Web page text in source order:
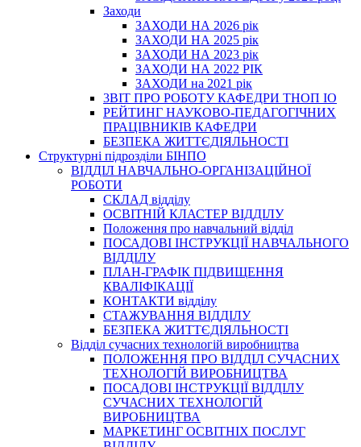
Заходи
ЗАХОДИ НА 2026 рік
ЗАХОДИ НА 2025 рік
ЗАХОДИ НА 2023 рік
ЗАХОДИ НА 2022 РІК
ЗАХОДИ на 2021 рік
3BIT ПРО РОБОТУ КАФЕДРИ ТНОП ІО
РЕЙТИНГ НАУКОВО-ПЕДАГОГІЧНИХ
ПРАЦІВНИКІВ КАФЕДРИ
БЕЗПЕКА ЖИТТЄДІЯЛЬНОСТІ
Структурні підрозділи БІНПО
ВІДДІЛ НАВЧАЛЬНО-ОРГАНІЗАЦІЙНОЇ
РОБОТИ
СКЛАД відділу
ОСВІТНІЙ КЛАСТЕР ВІДДІЛУ
Положення про навчальний вiддiл
ПОСАДОВІ ІНСТРУКЦІЇ НАВЧАЛЬНОГО
ВІДДІЛУ
ПЛАН-ГРАФІК ПІДВИЩЕННЯ
КВАЛІФІКАЦІЇ
КОНТАКТИ відділу
СТАЖУВАННЯ ВІДДІЛУ
БЕЗПЕКА ЖИТТЄДІЯЛЬНОСТІ
Відділ сучасних технологій виробництва
ПОЛОЖЕННЯ ПРО ВІДДІЛ СУЧАСНИХ
ТЕХНОЛОГІЙ ВИРОБНИЦТВА
ПОСАДОВІ ІНСТРУКЦІЇ ВІДДІЛУ
СУЧАСНИХ ТЕХНОЛОГІЙ
ВИРОБНИЦТВА
МАРКЕТИНГ ОСВІТНІХ ПОСЛУГ